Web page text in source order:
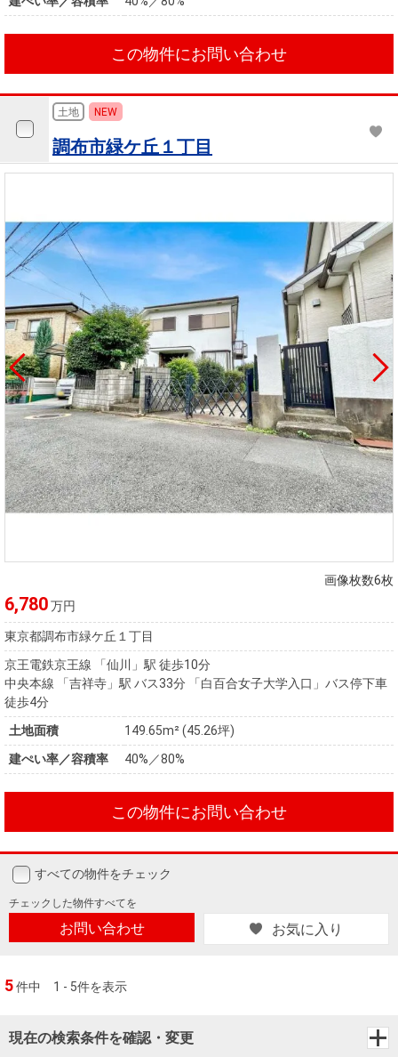
この物件にお問い合わせ
土地 NEW
調布市緑ケ丘１丁目
画像枚数6枚
6,780万円
東京都調布市緑ケ丘１丁目
京王電鉄京王線 「仙川」駅 徒歩10分
中央本線 「吉祥寺」駅 バス33分 「白百合女子大学入口」バス停下車
徒歩4分
土地面積
149.65m² (45.26坪)
建ぺい率／容積率
40%／80%
この物件にお問い合わせ
すべての物件をチェック
チェックした物件すべてを
お問い合わせ お気に入り
5件中 1 - 5件を表示
現在の検索条件を確認・変更